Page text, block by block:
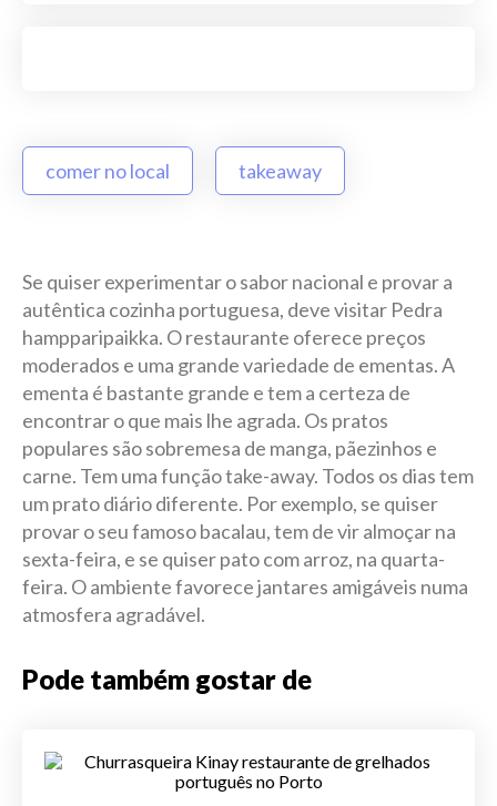
comer no local takeaway
Se quiser experimentar o sabor nacional e provar a
autêntica cozinha portuguesa, deve visitar Pedra
hampparipaikka. O restaurante oferece preços
moderados e uma grande variedade de ementas. A
ementa é bastante grande e tem a certeza de
encontrar o que mais lhe agrada. Os pratos
populares são sobremesa de manga, pãezinhos e
carne. Tem uma função take-away. Todos os dias tem
um prato diário diferente. Por exemplo, se quiser
provar o seu famoso bacalau, tem de vir almoçar na
sexta-feira, e se quiser pato com arroz, na quarta-
feira. O ambiente favorece jantares amigáveis numa
atmosfera agradável.
Pode também gostar de